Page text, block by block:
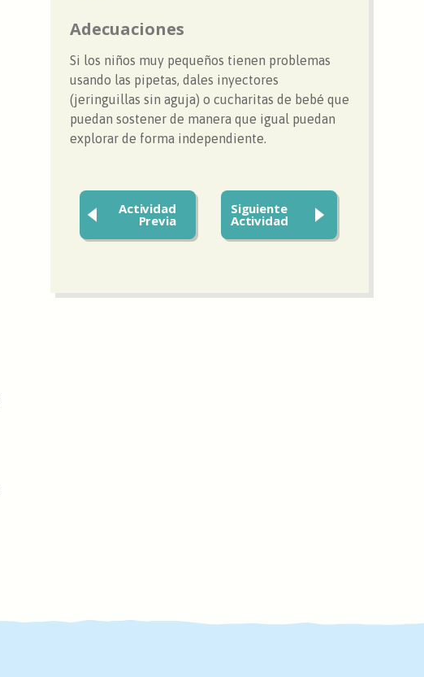
Adecuaciones
Si los niños muy pequeños tienen problemas
usando las pipetas, dales inyectores
(jeringuillas sin aguja) o cucharitas de bebé que
puedan sostener de manera que igual puedan
explorar de forma independiente.
Actividad
Previa
Siguiente
Actividad